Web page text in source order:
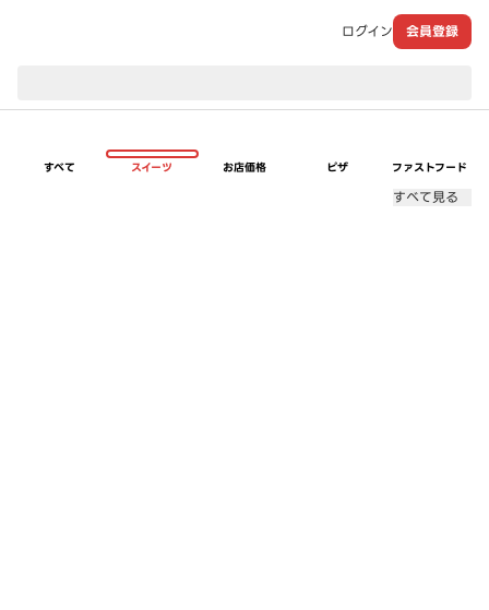
ログイン 会員登録
すべて スイーツ お店価格 ピザ ファストフード
すべて見る